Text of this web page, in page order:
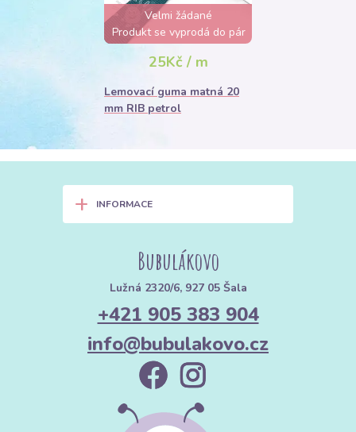
Velmi žádané
Produkt se vyprodá do pár
hodin
25Kč / m
Lemovací guma matná 20
mm RIB petrol
+ INFORMACE
Bubulákovo
Lužná 2320/6, 927 05 Šala
+421 905 383 904
info@bubulakovo.cz